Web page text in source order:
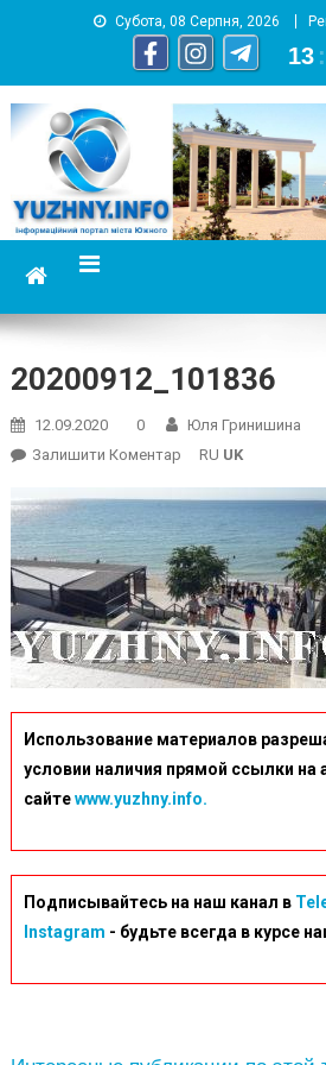
Субота, 08 Серпня, 2026
13 :
информационный портал
20200912_101836
12.09.2020 0
Юля Гринишина
Залишити КоментарOn RU UK
Использование материалов
условии наличия прямой ссылки на
сайтеwww.yuzhny.info.
Подписывайтесь на наш канал в
Instagram - будьте всегда в курсе